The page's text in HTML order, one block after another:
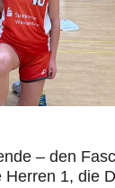
– den
1, die